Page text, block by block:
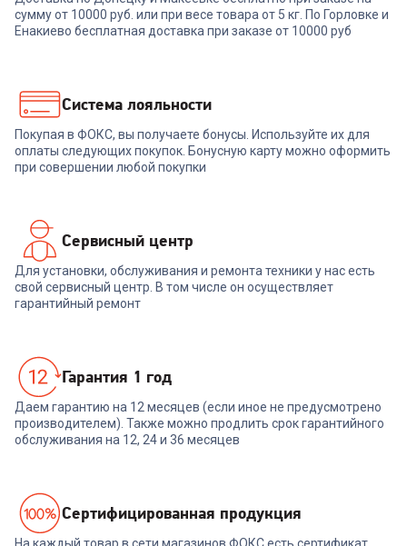
Смартфон XIAOMI Redmi 15C
8/256GB (Midnight Black)
13 999₽
В корзину
Смартфон REALME C75
8/256Gb NFC (storm black)
В корзину
сумму от 10000 руб. или при весе товара от 5 кг. По Горловке и
Енакиево бесплатная доставка при заказе от 10000 руб
Система лояльности
Покупая в ФОКС, вы получаете бонусы. Используйте их для
оплаты следующих покупок. Бонусную карту можно оформить
при совершении любой покупки
Сервисный центр
Для установки, обслуживания и ремонта техники у нас есть
свой сервисный центр. В том числе он осуществляет
гарантийный ремонт
Гарантия 1 год
Даем гарантию на 12 месяцев (если иное не предусмотрено
производителем). Также можно продлить срок гарантийного
обслуживания на 12, 24 и 36 месяцев
Cертифицированная продукция